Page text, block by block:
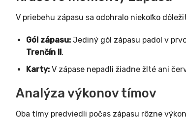
V priebehu zápasu sa odohralo niekoľko
Gól zápasu:Jediný gól zápasu padol v
Trenčín II.
Karty:V zápase nepadli žiadne žlté ani
Analýza výkonov tímov
Oba tímy predviedli počas zápasu rôzne